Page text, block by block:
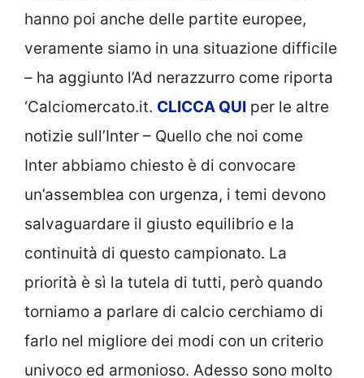
hanno poi anche delle partite europee,
veramente siamo in una situazione difficile
– ha aggiunto l’Ad nerazzurro come riporta
‘Calciomercato.it. CLICCA QUI per le altre
notizie sull’Inter – Quello che noi come
Inter abbiamo chiesto è di convocare
un’assemblea con urgenza, i temi devono
salvaguardare il giusto equilibrio e la
continuità di questo campionato. La
priorità è sì la tutela di tutti, però quando
torniamo a parlare di calcio cerchiamo di
farlo nel migliore dei modi con un criterio
univoco ed armonioso. Adesso sono molto